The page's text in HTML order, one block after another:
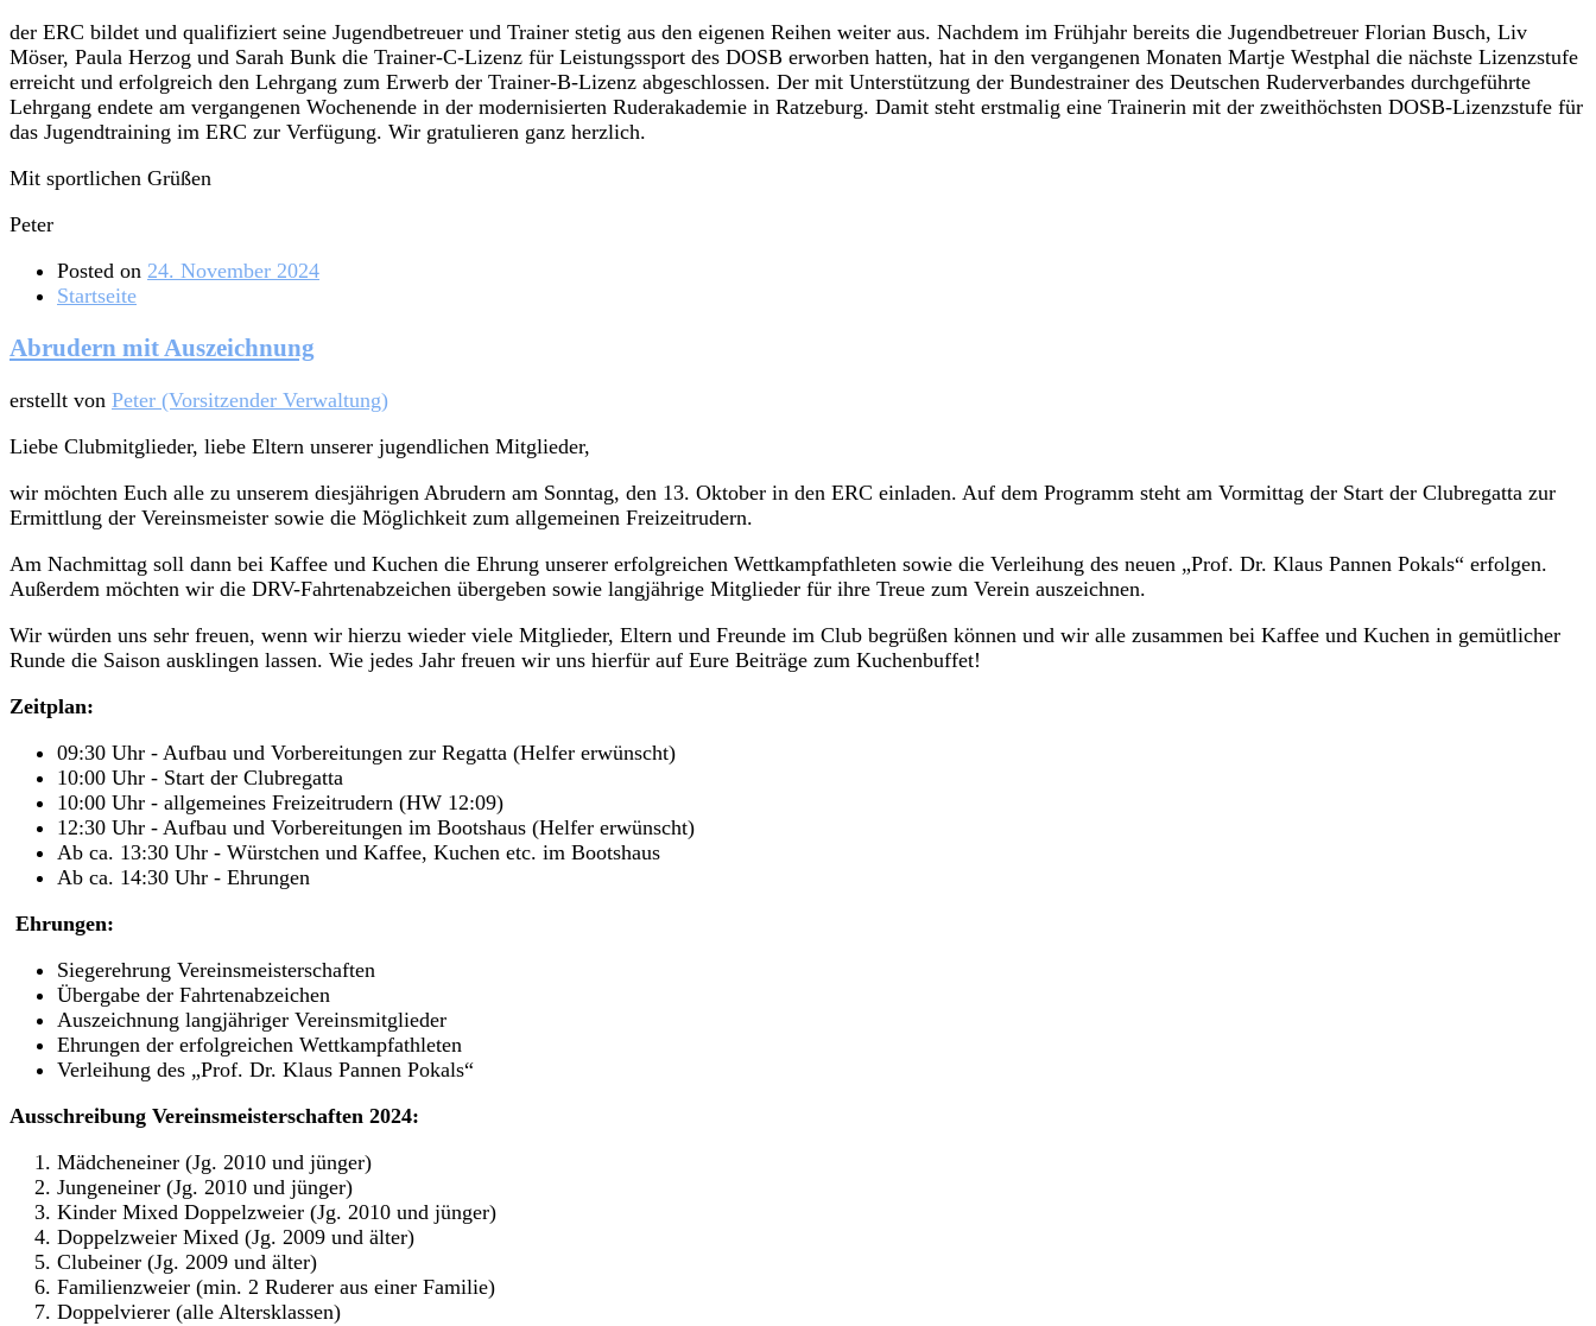
der ERC bildet und qualifiziert seine Jugendbetreuer und Trainer stetig aus den eigenen Reihen weiter aus. Nachdem im Frühjahr bereits die Jugendbetreuer Florian Busch, Liv
Möser, Paula Herzog und Sarah Bunk die Trainer-C-Lizenz für Leistungssport des DOSB erworben hatten, hat in den vergangenen Monaten Martje Westphal die nächste Lizenzstufe
erreicht und erfolgreich den Lehrgang zum Erwerb der Trainer-B-Lizenz abgeschlossen. Der mit Unterstützung der Bundestrainer des Deutschen Ruderverbandes durchgeführte
Lehrgang endete am vergangenen Wochenende in der modernisierten Ruderakademie in Ratzeburg. Damit steht erstmalig eine Trainerin mit der zweithöchsten DOSB-Lizenzstufe für
das Jugendtraining im ERC zur Verfügung. Wir gratulieren ganz herzlich.
Mit sportlichen Grüßen
Peter
Posted on 24. November 2024
Startseite
Abrudern mit Auszeichnung
erstellt von Peter (Vorsitzender Verwaltung)
Liebe Clubmitglieder, liebe Eltern unserer jugendlichen Mitglieder,
wir möchten Euch alle zu unserem diesjährigen Abrudern am Sonntag, den 13. Oktober in den ERC einladen. Auf dem Programm steht am Vormittag der Start der Clubregatta zur
Ermittlung der Vereinsmeister sowie die Möglichkeit zum allgemeinen Freizeitrudern.
Am Nachmittag soll dann bei Kaffee und Kuchen die Ehrung unserer erfolgreichen Wettkampfathleten sowie die Verleihung des neuen „Prof. Dr. Klaus Pannen Pokals“ erfolgen.
Außerdem möchten wir die DRV-Fahrtenabzeichen übergeben sowie langjährige Mitglieder für ihre Treue zum Verein auszeichnen.
Wir würden uns sehr freuen, wenn wir hierzu wieder viele Mitglieder, Eltern und Freunde im Club begrüßen können und wir alle zusammen bei Kaffee und Kuchen in gemütlicher
Runde die Saison ausklingen lassen. Wie jedes Jahr freuen wir uns hierfür auf Eure Beiträge zum Kuchenbuffet!
Zeitplan:
09:30 Uhr - Aufbau und Vorbereitungen zur Regatta (Helfer erwünscht)
10:00 Uhr - Start der Clubregatta
10:00 Uhr - allgemeines Freizeitrudern (HW 12:09)
12:30 Uhr - Aufbau und Vorbereitungen im Bootshaus (Helfer erwünscht)
Ab ca. 13:30 Uhr - Würstchen und Kaffee, Kuchen etc. im Bootshaus
Ab ca. 14:30 Uhr - Ehrungen
Ehrungen:
Siegerehrung Vereinsmeisterschaften
Übergabe der Fahrtenabzeichen
Auszeichnung langjähriger Vereinsmitglieder
Ehrungen der erfolgreichen Wettkampfathleten
Verleihung des „Prof. Dr. Klaus Pannen Pokals“
Ausschreibung Vereinsmeisterschaften 2024:
Mädcheneiner (Jg. 2010 und jünger)
Jungeneiner (Jg. 2010 und jünger)
Kinder Mixed Doppelzweier (Jg. 2010 und jünger)
Doppelzweier Mixed (Jg. 2009 und älter)
Clubeiner (Jg. 2009 und älter)
Familienzweier (min. 2 Ruderer aus einer Familie)
Doppelvierer (alle Altersklassen)